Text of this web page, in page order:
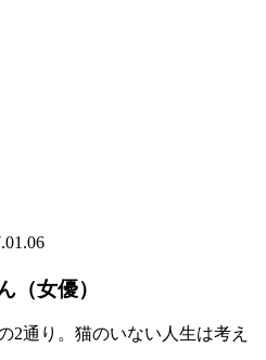
女優）
2通り。猫のいない人生は考え